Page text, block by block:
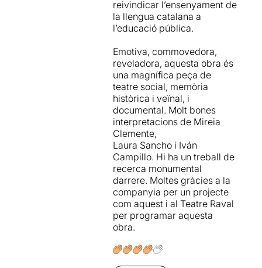
reivindicar l’ensenyament de
la llengua catalana a
l’educació pública.
Emotiva, commovedora,
reveladora, aquesta obra és
una magnífica peça de
teatre social, memòria
històrica i veïnal, i
documental. Molt bones
interpretacions de Mireia
Clemente,
Laura Sancho i Iván
Campillo. Hi ha un treball de
recerca monumental
darrere. Moltes gràcies a la
companyia per un projecte
com aquest i al Teatre Raval
per programar aquesta
obra.